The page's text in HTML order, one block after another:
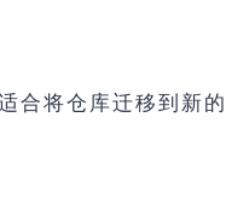
合将仓库迁移到新